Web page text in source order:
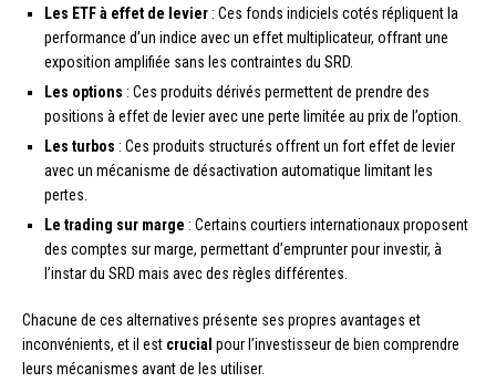
Les ETF à effet de levier : Ces fonds indiciels cotés répliquent la
performance d’un indice avec un effet multiplicateur, offrant une
exposition amplifiée sans les contraintes du SRD.
Les options : Ces produits dérivés permettent de prendre des
positions à effet de levier avec une perte limitée au prix de l’option.
Les turbos : Ces produits structurés offrent un fort effet de levier
avec un mécanisme de désactivation automatique limitant les
pertes.
Le trading sur marge : Certains courtiers internationaux proposent
des comptes sur marge, permettant d’emprunter pour investir, à
l’instar du SRD mais avec des règles différentes.
Chacune de ces alternatives présente ses propres avantages et
inconvénients, et il est crucial pour l’investisseur de bien comprendre
leurs mécanismes avant de les utiliser.